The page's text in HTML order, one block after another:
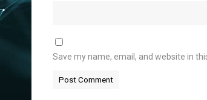
Save my name, email, and website in